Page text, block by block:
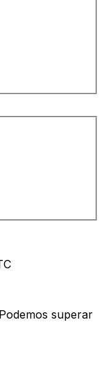
Podemos superar